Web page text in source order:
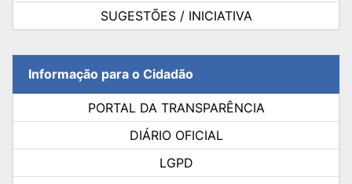
SUGESTÕES / INICIATIVA
Informação para o Cidadão
PORTAL DA TRANSPARÊNCIA
DIÁRIO OFICIAL
LGPD